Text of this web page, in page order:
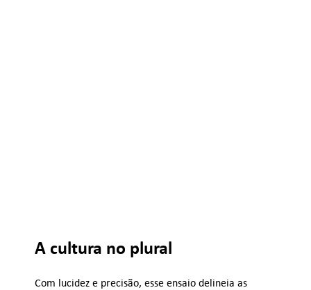
A cultura no plural
Com lucidez e precisão, esse ensaio delineia as